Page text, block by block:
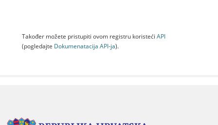
Također možete pristupiti ovom registru koristeći API
(pogledajte Dokumenаtаcijа API-jа).